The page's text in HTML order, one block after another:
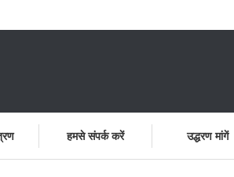
हमसे संपर्क करें उद्धरण मांगें